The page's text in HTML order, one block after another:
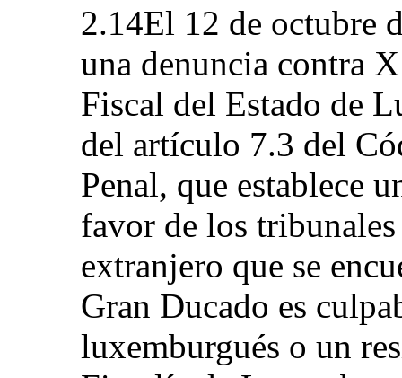
2.14El 12 de octubre
una denuncia contra
Fiscal del Estado de
del artículo 7.3 del
Penal, que establece
favor de los
extranjero que se
Gran Ducado es
luxemburgués o un